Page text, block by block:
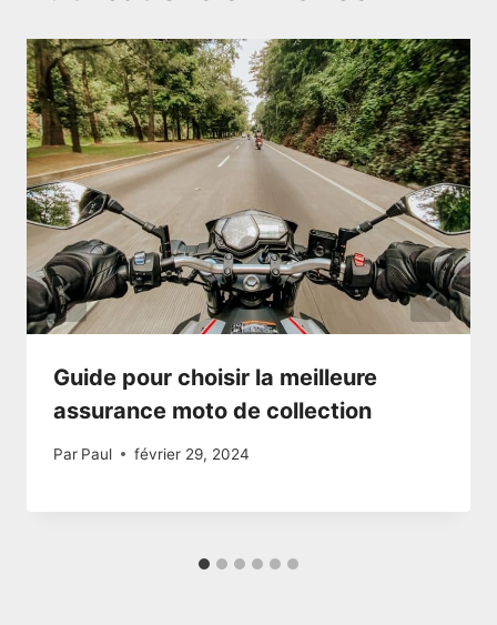
Guide pour choisir la meilleure
assurance moto de collection
Par Paul février 29, 2024